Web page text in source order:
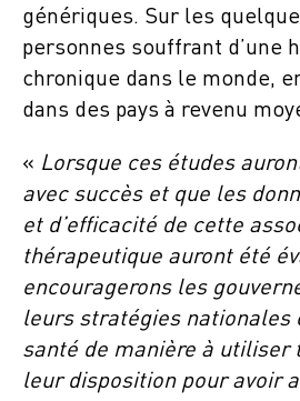
génériques. Sur les
personnes souffrant d’une
chronique dans le monde,
dans des pays à revenu
« Lorsque ces études
avec succès et que les
et d’efficacité de cette
thérapeutique auront été
encouragerons les
leurs stratégies nationales
santé de manière à utiliser
leur disposition pour avoir